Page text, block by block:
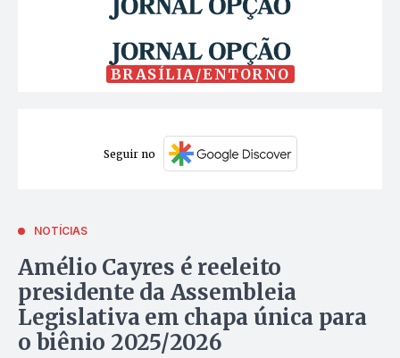
BRASÍLIA/ENTORNO
Seguir no
NOTÍCIAS
Amélio Cayres é reeleito
presidente da Assembleia
Legislativa em chapa única para
o biênio 2025/2026